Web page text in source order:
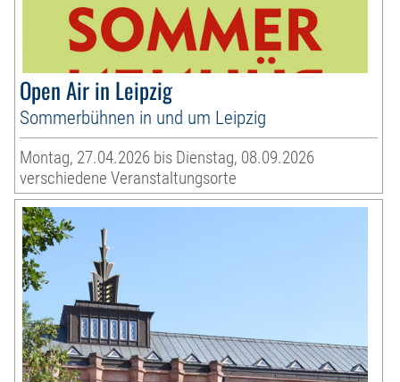
Open Air in Leipzig
Sommerbühnen in und um Leipzig
Montag, 27.04.2026 bis Dienstag, 08.09.2026
verschiedene Veranstaltungsorte